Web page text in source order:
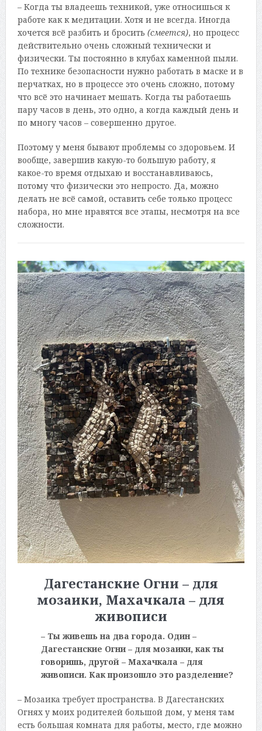
– Когда ты владеешь техникой, уже относишься к
работе как к медитации. Хотя и не всегда. Иногда
хочется всё разбить и бросить (смеется), но процесс
действительно очень сложный технически и
физически. Ты постоянно в клубах каменной пыли.
По технике безопасности нужно работать в маске и в
перчатках, но в процессе это очень сложно, потому
что всё это начинает мешать. Когда ты работаешь
пару часов в день, это одно, а когда каждый день и
по многу часов – совершенно другое.
Поэтому у меня бывают проблемы со здоровьем. И
вообще, завершив какую-то большую работу, я
какое-то время отдыхаю и восстанавливаюсь,
потому что физически это непросто. Да, можно
делать не всё самой, оставить себе только процесс
набора, но мне нравятся все этапы, несмотря на все
сложности.
Дагестанские Огни – для
мозаики, Махачкала – для
живописи
– Ты живешь на два города. Один –
Дагестанские Огни – для мозаики, как ты
говоришь, другой – Махачкала – для
живописи. Как произошло это разделение?
– Мозаика требует пространства. В Дагестанских
Огнях у моих родителей большой дом, у меня там
есть большая комната для работы, место, где можно